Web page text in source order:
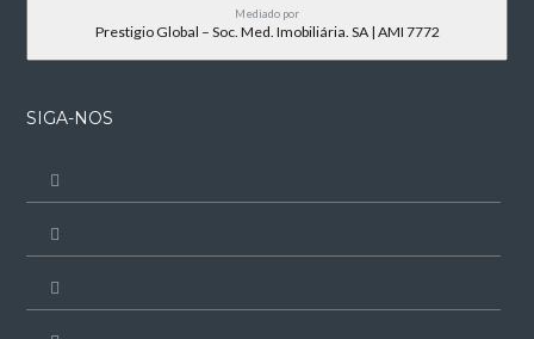
Mediado por
Prestigio Global – Soc. Med. Imobiliária. SA | AMI 7772
SIGA-NOS